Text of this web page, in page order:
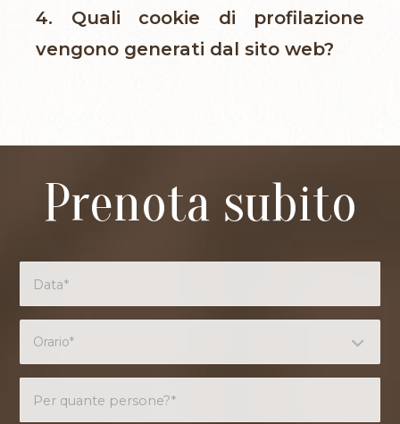
4. Quali cookie di profilazione
vengono generati dal sito web?
Prenota subito